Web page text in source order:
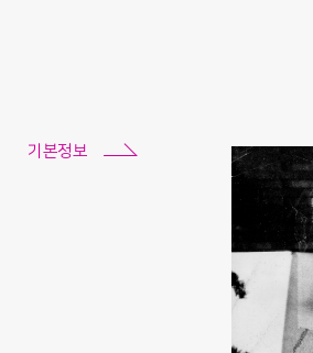
기본정보